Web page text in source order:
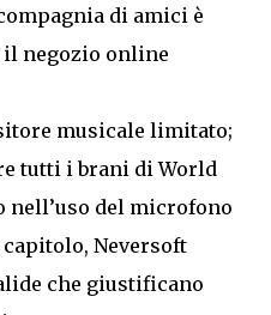
di amici è
negozio online
musicale limitato;
tutti i brani di World
del microfono
Neversoft
che giustificano